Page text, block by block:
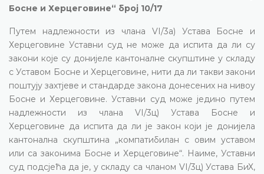
Босне и Херцеговине“ број 10/17
Путем надлежности из члана VI/3а) Устава Босне и
Херцеговине Уставни суд не може да испита да ли су
закони које су донијеле кантоналне скупштине у складу
с Уставом Босне и Херцеговине, нити да ли такви закони
поштују захтјеве и стандарде закона донесених на нивоу
Босне и Херцеговине. Уставни суд може једино путем
надлежности из члана VI/3ц) Устава Босне и
Херцеговине да испита да ли је закон који је донијела
кантонална скупштина „компатибилан с овим уставом
или са законима Босне и Херцеговине“. Наиме, Уставни
суд подсјећа да је, у складу са чланом VI/3ц) Устава БиХ,